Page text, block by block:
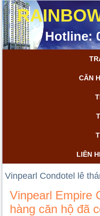
Hotline:
CĂN
LIÊN
Vinpearl Condotel lê
Vinpearl Empire
hàng căn hộ đã